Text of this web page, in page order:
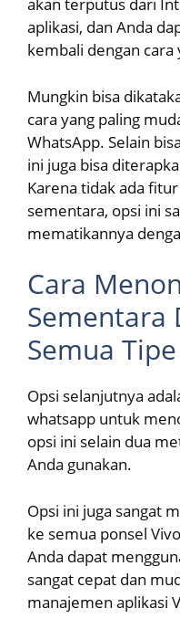
akan terputus dari
aplikasi, dan Anda
kembali dengan cara
Mungkin bisa
cara yang paling
WhatsApp. Selain
ini juga bisa
Karena tidak ada
sementara, opsi ini
mematikannya
Cara
Sementara
Semua Tipe
Opsi selanjutnya
whatsapp untuk
opsi ini selain dua
Anda gunakan.
Opsi ini juga sangat
ke semua ponsel
Anda dapat
sangat cepat dan
manajemen aplikasi